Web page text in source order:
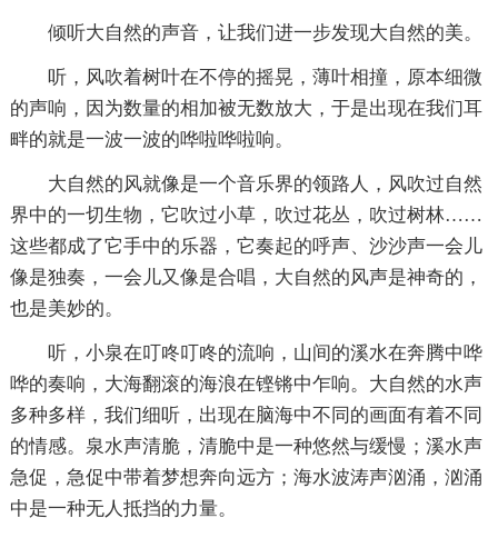
倾听大自然的声音，让我们进一步发现大自然的美。
听，风吹着树叶在不停的摇晃，薄叶相撞，原本细微
的声响，因为数量的相加被无数放大，于是出现在我们耳
畔的就是一波一波的哗啦哗啦响。
大自然的风就像是一个音乐界的领路人，风吹过自然
界中的一切生物，它吹过小草，吹过花丛，吹过树林……
这些都成了它手中的乐器，它奏起的呼声、沙沙声一会儿
像是独奏，一会儿又像是合唱，大自然的风声是神奇的，
也是美妙的。
听，小泉在叮咚叮咚的流响，山间的溪水在奔腾中哗
哗的奏响，大海翻滚的海浪在铿锵中乍响。大自然的水声
多种多样，我们细听，出现在脑海中不同的画面有着不同
的情感。泉水声清脆，清脆中是一种悠然与缓慢；溪水声
急促，急促中带着梦想奔向远方；海水波涛声汹涌，汹涌
中是一种无人抵挡的力量。